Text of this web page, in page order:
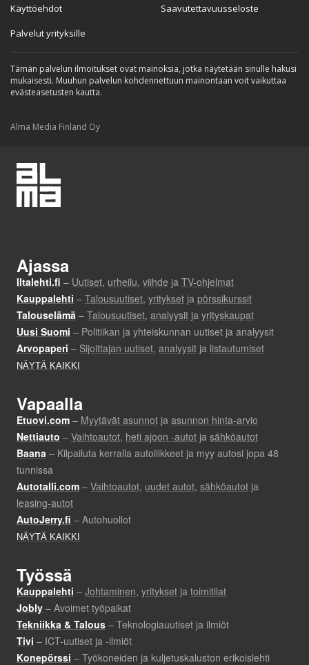
Käyttöehdot
Palvelut yrityksille
Saavutettavuusseloste
Tämän palvelun ilmoitukset ovat mainoksia, jotka näytetään sinulle hakusi
mukaisesti. Muuhun palvelun kohdennettuun mainontaan voit vaikuttaa
evästeasetusten kautta.
Alma Media Finland Oy